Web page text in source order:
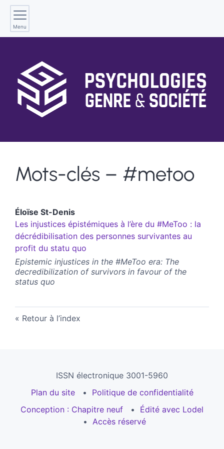
Menu
Mots-clés – #metoo
Éloïse St-Denis
Les injustices épistémiques à l’ère du #MeToo : la
décrédibilisation des personnes survivantes au
profit du statu quo
Epistemic injustices in the #MeToo era: The
decredibilization of survivors in favour of the
status quo
Retour à l’index
ISSN électronique 3001-5960
Plan du site
Politique de confidentialité
Conception : Chapitre neuf
Édité avec Lodel
Accès réservé